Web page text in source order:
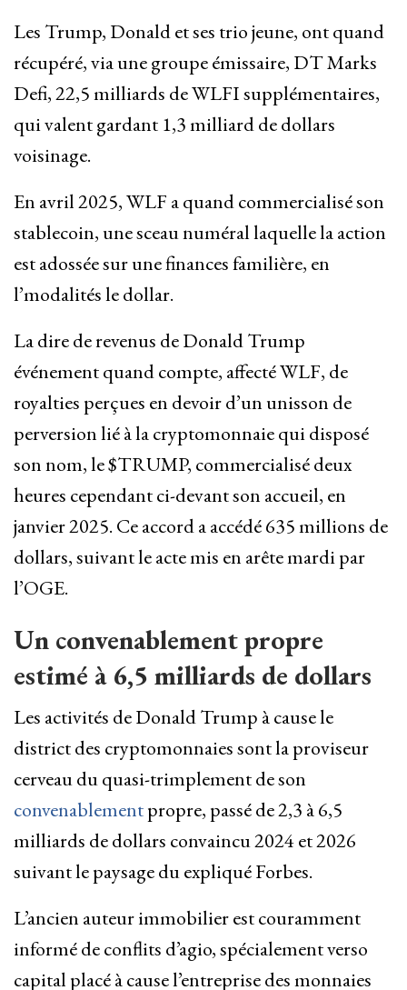
Les Trump, Donald et ses trio jeune, ont quand
récupéré, via une groupe émissaire, DT Marks
Defi, 22,5 milliards de WLFI supplémentaires,
qui valent gardant 1,3 milliard de dollars
voisinage.
En avril 2025, WLF a quand commercialisé son
stablecoin, une sceau numéral laquelle la action
est adossée sur une finances familière, en
l’modalités le dollar.
La dire de revenus de Donald Trump
événement quand compte, affecté WLF, de
royalties perçues en devoir d’un unisson de
perversion lié à la cryptomonnaie qui disposé
son nom, le $TRUMP, commercialisé deux
heures cependant ci-devant son accueil, en
janvier 2025. Ce accord a accédé 635 millions de
dollars, suivant le acte mis en arête mardi par
l’OGE.
Un convenablement propre
estimé à 6,5 milliards de dollars
Les activités de Donald Trump à cause le
district des cryptomonnaies sont la proviseur
cerveau du quasi-trimplement de son
convenablementpropre, passé de 2,3 à 6,5
milliards de dollars convaincu 2024 et 2026
suivant le paysage du expliqué Forbes.
L’ancien auteur immobilier est couramment
informé de conflits d’agio, spécialement verso
capital placé à cause l’entreprise des monnaies